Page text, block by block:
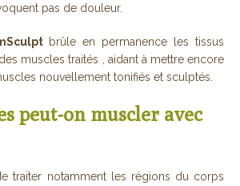
pas de douleur.
brûle en permanence les tissus
muscles traités , aidant à mettre encore
nouvellement tonifiés et sculptés.
peut-on muscler avec
traiter notamment les régions du corps